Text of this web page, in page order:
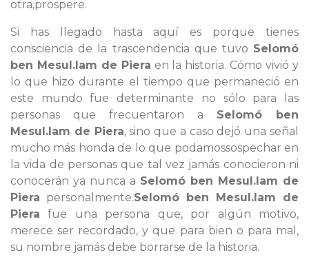
otra,prospere.
Si has llegado hasta aquí es porque tienes
consciencia de la trascendencia que tuvo Selomó
ben Mesul.lam de Piera en la historia. Cómo vivió y
lo que hizo durante el tiempo que permaneció en
este mundo fue determinante no sólo para las
personas que frecuentaron a Selomó ben
Mesul.lam de Piera, sino que a caso dejó una señal
mucho más honda de lo que podamossospechar en
la vida de personas que tal vez jamás conocieron ni
conocerán ya nunca a Selomó ben Mesul.lam de
Piera personalmente.Selomó ben Mesul.lam de
Piera fue una persona que, por algún motivo,
merece ser recordado, y que para bien o para mal,
su nombre jamás debe borrarse de la historia.